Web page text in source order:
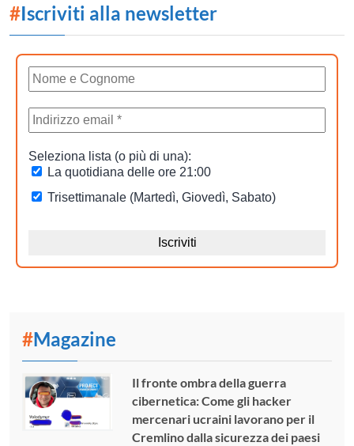
#Iscriviti alla newsletter
#Magazine
Il fronte ombra della guerra
cibernetica: Come gli hacker
mercenari ucraini lavorano per il
Cremlino dalla sicurezza dei paesi